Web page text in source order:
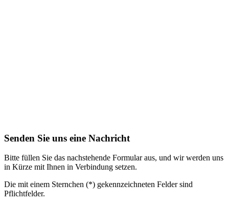
Senden Sie uns eine Nachricht
Bitte füllen Sie das nachstehende Formular aus, und wir werden uns
in Kürze mit Ihnen in Verbindung setzen.
Die mit einem Sternchen (*) gekennzeichneten Felder sind
Pflichtfelder.